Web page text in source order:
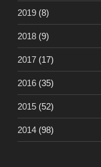
2019 (8)
2018 (9)
2017 (17)
2016 (35)
2015 (52)
2014 (98)